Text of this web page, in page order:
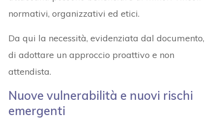
normativi, organizzativi ed etici.
Da qui la necessità, evidenziata dal documento,
di adottare un approccio proattivo e non
attendista.
Nuove vulnerabilità e nuovi rischi
emergenti